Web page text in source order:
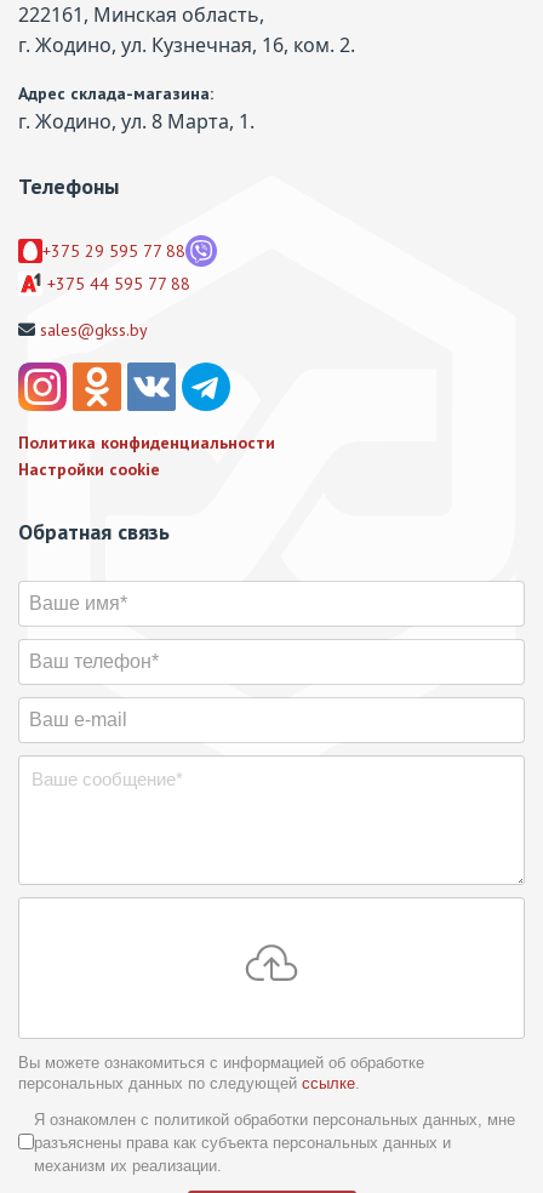
222161, Минская область,
г. Жодино, ул. Кузнечная, 16, ком. 2.
Адрес склада-магазина:
г. Жодино, ул. 8 Марта, 1.
Телефоны
+375 29 595 77 88
+375 44 595 77 88
sales@gkss.by
Политика конфиденциальности
Настройки cookie
Обратная связь
Вы можете ознакомиться с информацией об обработке
персональных данных по следующей ссылке.
Условия обслуживания *
Я ознакомлен с политикой обработки персональных данных, мне
разъяснены права как субъекта персональных данных и
механизм их реализации.